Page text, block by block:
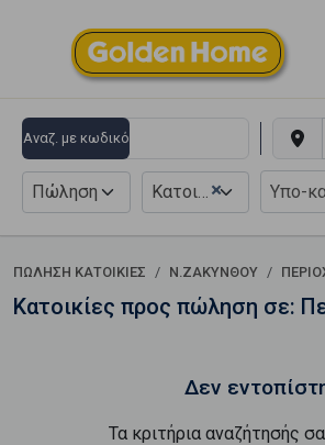
Αναζ. με κωδικό
Πώληση ×
Κατοικία
ΠΏΛΗΣΗ ΚΑΤΟΙΚΊΕΣ Ν.ΖΑΚΥΝΘΟΥ
Κατοικίες προς πώληση σε:
Δεν
Τα κριτήρια αναζήτησής